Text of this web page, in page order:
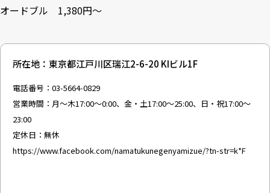
オードブル 1,380円～
所在地：東京都江戸川区瑞江2-6-20 KIビル1F
電話番号：03-5664-0829
営業時間：月～木17:00～0:00、金・土17:00～25:00、日・祝17:00～
23:00
定休日：無休
https://www.facebook.com/namatukunegenyamizue/?tn-str=k*F